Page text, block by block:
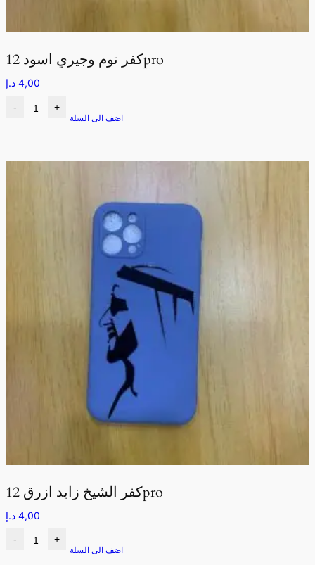
كفر توم وجيري اسود 12pro
4,00 د.إ
- +
اضف الى السلة
كفر الشيخ زايد ازرق 12pro
4,00 د.إ
- +
اضف الى السلة